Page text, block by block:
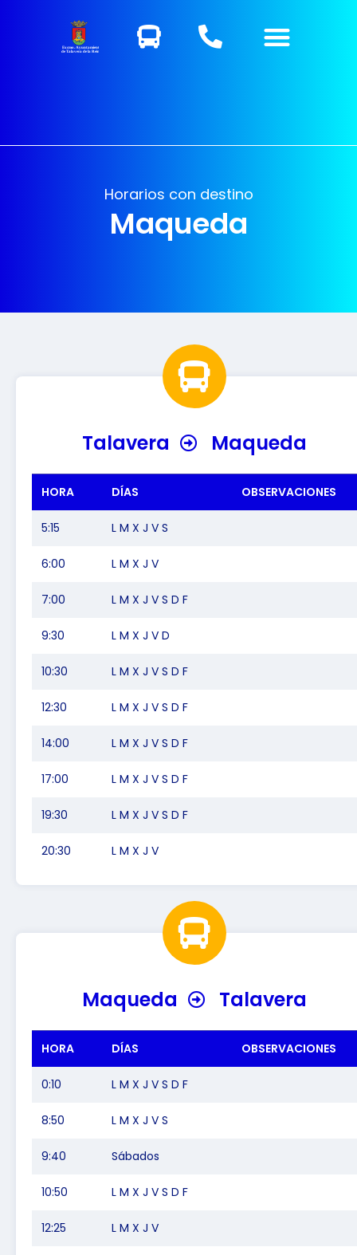
Excmo. Ayuntamiento
de Talavera de la Reina
Horarios con destino
Maqueda
Talavera Maqueda
HORA DÍAS OBSERVACIONES
5:15 L M X J V S
6:00 L M X J V
7:00 L M X J V S D F
9:30 L M X J V D
10:30 L M X J V S D F
12:30 L M X J V S D F
14:00 L M X J V S D F
17:00 L M X J V S D F
19:30 L M X J V S D F
20:30 L M X J V
Maqueda Talavera
HORA DÍAS OBSERVACIONES
0:10 L M X J V S D F
8:50 L M X J V S
9:40 Sábados
10:50 L M X J V S D F
12:25 L M X J V